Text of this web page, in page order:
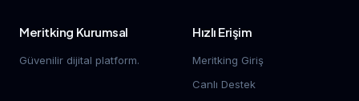
Meritking Kurumsal
Güvenilir dijital platform.
Hızlı Erişim
Meritking Giriş
Canlı Destek